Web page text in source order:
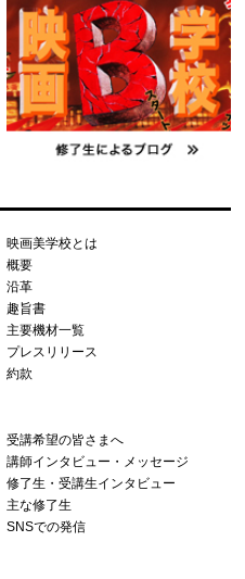
映画美学校とは
概要
沿革
趣旨書
主要機材一覧
プレスリリース
約款
受講希望の皆さまへ
講師インタビュー・メッセージ
修了生・受講生インタビュー
主な修了生
SNSでの発信